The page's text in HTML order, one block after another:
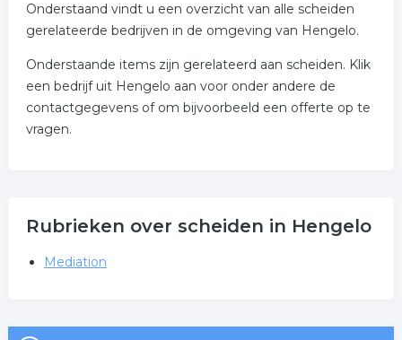
Onderstaand vindt u een overzicht van alle scheiden
gerelateerde bedrijven in de omgeving van Hengelo.
Onderstaande items zijn gerelateerd aan scheiden. Klik
een bedrijf uit Hengelo aan voor onder andere de
contactgegevens of om bijvoorbeeld een offerte op te
vragen.
Rubrieken over scheiden in Hengelo
Mediation